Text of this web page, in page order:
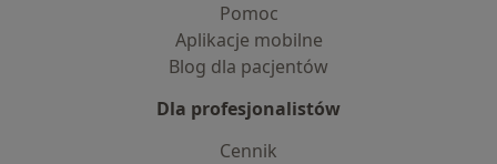
Pomoc
Aplikacje mobilne
Blog dla pacjentów
Dla profesjonalistów
Cennik